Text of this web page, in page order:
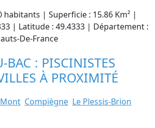
habitants | Superficie : 15.86 Km² |
| Latitude : 49.4333 | Département :
De-France
BAC : PISCINISTES
À PROXIMITÉ
Compiègne Le Plessis-Brion